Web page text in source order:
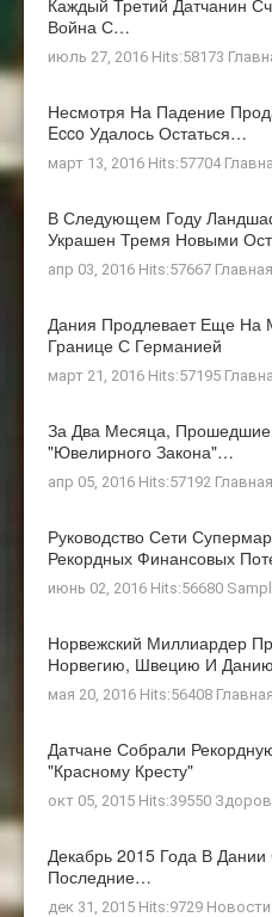
Война С…
июль 27, 2016 Hits:58173
Несмотря На Падение
Ecco Удалось Остаться…
март 13, 2016 Hits:57704
В Следующем Году
Украшен Тремя Новыми
апр 03, 2016 Hits:57667 Главная
Дания Продлевает Еще На
Границе С Германией
март 21, 2016 Hits:57195
За Два Месяца,
"ювелирного Закона"…
апр 05, 2016 Hits:57192 Главная
Руководство Сети
Рекордных Финансовых
июнь 02, 2016 Hits:56680
Норвежский Миллиардер
Норвегию, Швецию И Данию
мая 20, 2016 Hits:56408 Главная
Датчане Собрали
"Красному Кресту"
окт 05, 2015 Hits:39550
Декабрь 2015 Года В
Последние…
дек 31, 2015 Hits:9729 Новости